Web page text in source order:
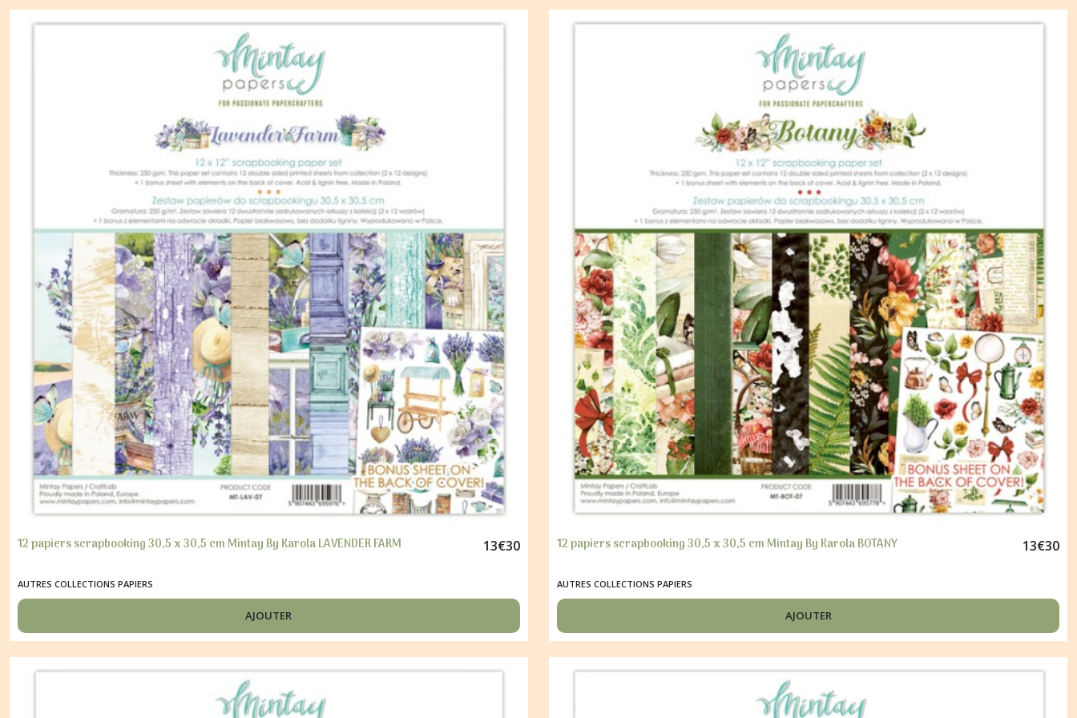
12 papiers scrapbooking 30,5 x 30,5 cm Mintay By Karola LAVENDER FARM 13€30
AUTRES COLLECTIONS PAPIERS
AJOUTER
12 papiers scrapbooking 30,5 x 30,5 cm Mintay By Karola BOTANY 13€30
AUTRES COLLECTIONS PAPIERS
AJOUTER